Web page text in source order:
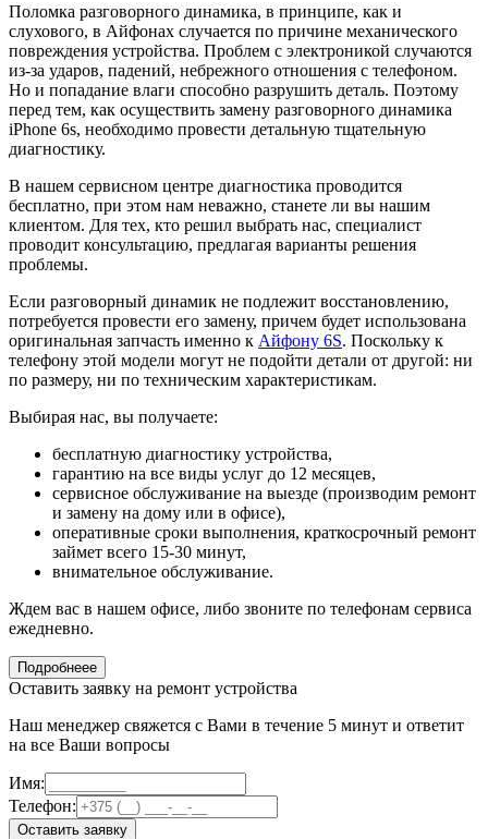
Поломка разговорного динамика, в принципе, как и
слухового, в Айфонах случается по причине механического
повреждения устройства. Проблем с электроникой случаются
из-за ударов, падений, небрежного отношения с телефоном.
Но и попадание влаги способно разрушить деталь. Поэтому
перед тем, как осуществить замену разговорного динамика
iPhone 6s, необходимо провести детальную тщательную
диагностику.
В нашем сервисном центре диагностика проводится
бесплатно, при этом нам неважно, станете ли вы нашим
клиентом. Для тех, кто решил выбрать нас, специалист
проводит консультацию, предлагая варианты решения
проблемы.
Если разговорный динамик не подлежит восстановлению,
потребуется провести его замену, причем будет использована
оригинальная запчасть именно к Айфону 6S. Поскольку к
телефону этой модели могут не подойти детали от другой: ни
по размеру, ни по техническим характеристикам.
Выбирая нас, вы получаете:
бесплатную диагностику устройства,
гарантию на все виды услуг до 12 месяцев,
сервисное обслуживание на выезде (производим ремонт
и замену на дому или в офисе),
оперативные сроки выполнения, краткосрочный ремонт
займет всего 15-30 минут,
внимательное обслуживание.
Ждем вас в нашем офисе, либо звоните по телефонам сервиса
ежедневно.
Подробнеее
Оставить заявку на ремонт устройства
Наш менеджер свяжется с Вами в течение 5 минут и ответит
на все Ваши вопросы
Имя:
Телефон:
Оставить заявку